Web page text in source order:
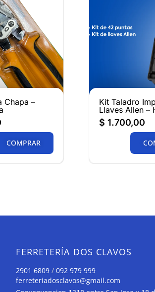
Chapa –
COMPRAR
Kit Taladro
Llaves Allen –
$ 1.700,00
FERRETERÍA DOS CLAVOS
2901 6809 /092 979 999
ferreteriadosclavos@gmail.com